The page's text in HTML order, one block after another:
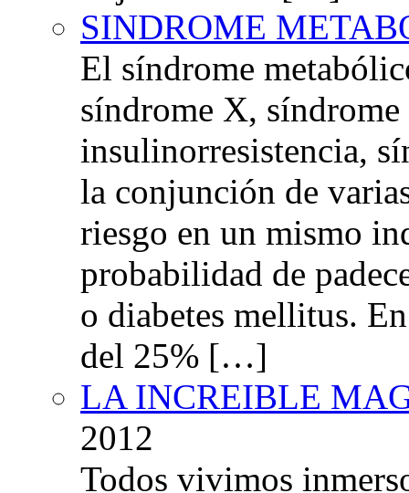
SINDROME
El síndrome
síndrome X,
insulinorresistencia,
la conjunción de
riesgo en un mismo
probabilidad de
o diabetes mellitus.
del 25% […]
LA INCREIBLE
2012
Todos vivimos